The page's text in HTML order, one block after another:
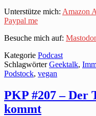
Unterstütze mich: Amazon
Paypal me
Besuche mich auf:
Kategorie Podcast
SchlagwörterGeektalk,
Podstock, vegan
PKP #207 – Der
kommt